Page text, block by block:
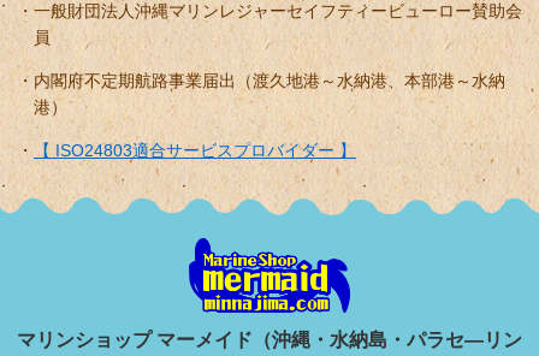
一般財団法人沖縄マリンレジャーセイフティービューロー賛助会
員
内閣府不定期航路事業届出（渡久地港～水納港、本部港～水納
港）
【 ISO24803適合サービスプロバイダー 】
マリンショップ マーメイド（沖縄・水納島・パラセ―リン